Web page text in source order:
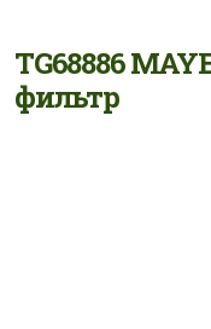
TG68886
фильтр